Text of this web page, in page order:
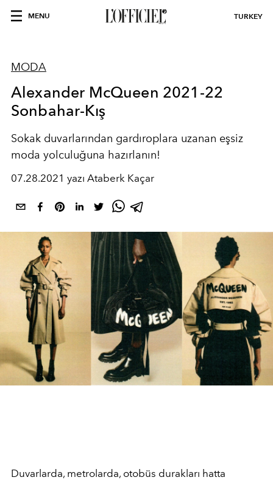
MENU TURKEY
MODA
Alexander McQueen 2021-22
Sonbahar-Kış
Sokak duvarlarından gardıroplara uzanan eşsiz
moda yolculuğuna hazırlanın!
07.28.2021 yazı Ataberk Kaçar
Duvarlarda, metrolarda, otobüs durakları hatta